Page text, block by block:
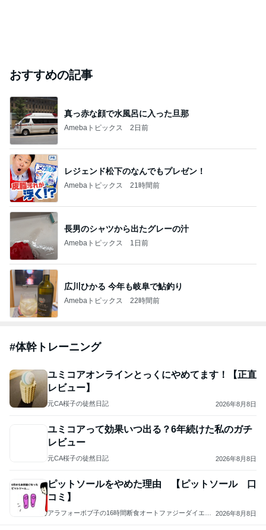
おすすめの記事
真っ赤な顔で水風呂に入った旦那
Amebaトピックス 2日前
レジェンド松下のなんでもプレゼン！
Amebaトピックス 21時間前
長男のシャツから出たグレーの汁
Amebaトピックス 1日前
広川ひかる 今年も岐阜で鮎釣り
Amebaトピックス 22時間前
#体幹トレーニング
ユミコアオンラインとっくにやめてます！【正直
レビュー】
元CA桜子の徒然日記 2026年8月8日
ユミコアって効果いつ出る？6年続けた私のガチ
レビュー
元CA桜子の徒然日記 2026年8月8日
ピットソールをやめた理由 【ピットソール 口
コミ】
アラフォーボブ子の16時間断食オートファジーダイエッ
2026年8月8日